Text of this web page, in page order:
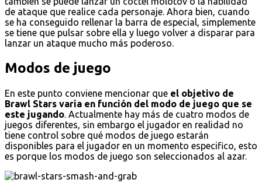
de ataque que realice cada personaje. Ahora bien, cuando
se ha conseguido rellenar la barra de especial, simplemente
se tiene que pulsar sobre ella y luego volver a disparar para
lanzar un ataque mucho más poderoso.
Modos de juego
En este punto conviene mencionar que el objetivo de
Brawl Stars varia en función del modo de juego que se
este jugando. Actualmente hay más de cuatro modos de
juegos diferentes, sin embargo el jugador en realidad no
tiene control sobre qué modos de juego estarán
disponibles para el jugador en un momento especifico, esto
es porque los modos de juego son seleccionados al azar.